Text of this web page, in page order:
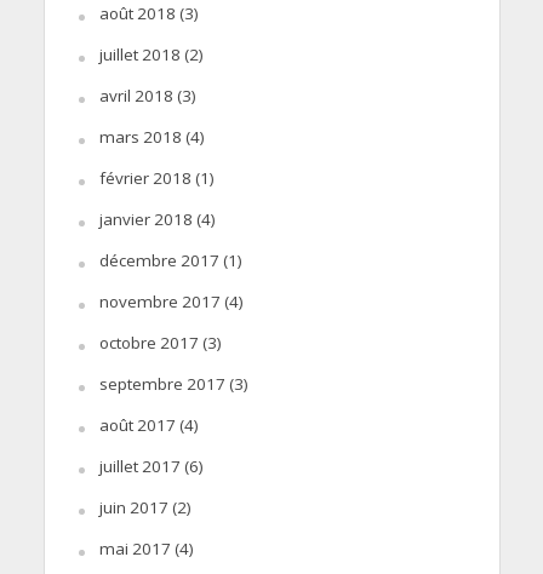
août 2018 (3)
juillet 2018 (2)
avril 2018 (3)
mars 2018 (4)
février 2018 (1)
janvier 2018 (4)
décembre 2017 (1)
novembre 2017 (4)
octobre 2017 (3)
septembre 2017 (3)
août 2017 (4)
juillet 2017 (6)
juin 2017 (2)
mai 2017 (4)